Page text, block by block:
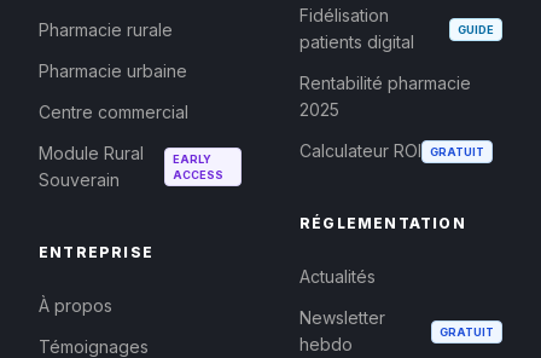
Pharmacie rurale
Pharmacie urbaine
Centre commercial
Module Rural
Souverain
EARLY
ACCESS
ENTREPRISE
À propos
Témoignages
Fidélisation
patients digital
GUIDE
Rentabilité pharmacie
2025
Calculateur ROI
GRATUIT
RÉGLEMENTATION
Actualités
Newsletter
hebdo
GRATUIT